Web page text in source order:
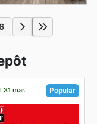
31 mar. Popular